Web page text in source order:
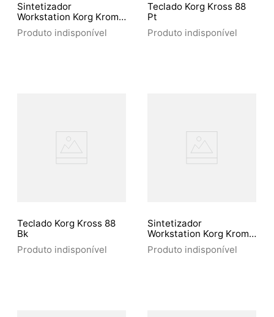
Sintetizador
Workstation Korg Krome
61
Produto indisponível
Teclado Korg Kross 88
Pt
Produto indisponível
Teclado Korg Kross 88
Bk
Produto indisponível
Sintetizador
Workstation Korg Krome
73
Produto indisponível